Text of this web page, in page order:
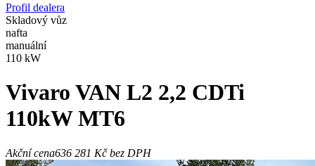
Profil dealera
Skladový vůz
nafta
manuální
110 kW
Vivaro VAN L2 2,2 CDTi
110kW MT6
Akční cena636 281 Kčbez DPH